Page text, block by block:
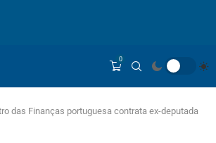
0
das Finanças portuguesa contrata ex-deputada